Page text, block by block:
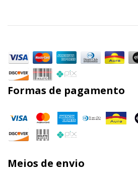
Formas de pagamento
Meios de envio